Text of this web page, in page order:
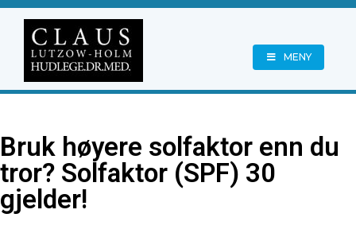
MENY
Bruk høyere solfaktor enn du
tror? Solfaktor (SPF) 30
gjelder!